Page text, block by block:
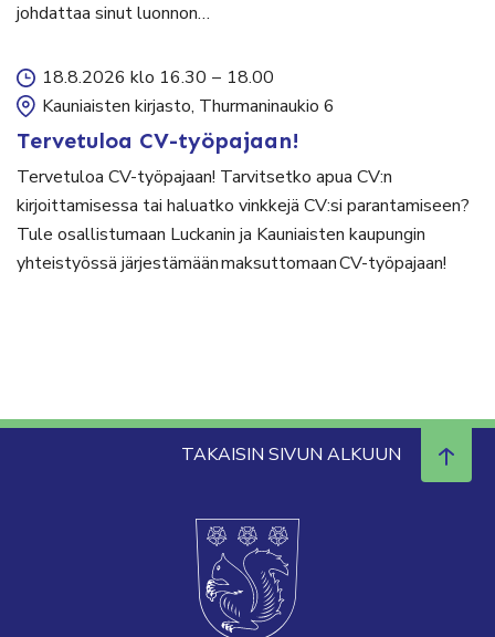
johdattaa sinut luonnon…
18.8.2026 klo 16.30 – 18.00
Kauniaisten kirjasto, Thurmaninaukio 6
Tervetuloa CV-työpajaan!
Tervetuloa CV-työpajaan! Tarvitsetko apua CV:n
kirjoittamisessa tai haluatko vinkkejä CV:si parantamiseen?
Tule osallistumaan Luckanin ja Kauniaisten kaupungin
yhteistyössä järjestämään maksuttomaan CV-työpajaan!
TAKAISIN SIVUN ALKUUN